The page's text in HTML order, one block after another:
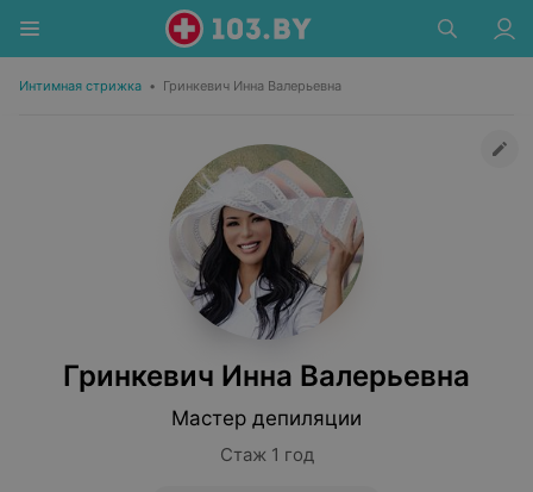
Интимная стрижка • Гринкевич Инна Валерьевна
Гринкевич Инна Валерьевна
Мастер депиляции
Стаж 1 год